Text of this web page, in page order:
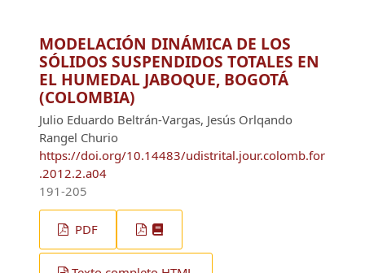
MODELACIÓN DINÁMICA DE LOS
SÓLIDOS SUSPENDIDOS TOTALES EN
EL HUMEDAL JABOQUE, BOGOTÁ
(COLOMBIA)
Julio Eduardo Beltrán-Vargas, Jesús Orlqando
Rangel Churio
https://doi.org/10.14483/udistrital.jour.colomb.for
.2012.2.a04
191-205
PDF